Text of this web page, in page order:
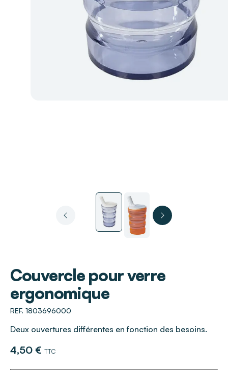
Couvercle pour verre
ergonomique
REF. 1803696000
Deux ouvertures différentes en fonction des besoins.
4,50 € TTC